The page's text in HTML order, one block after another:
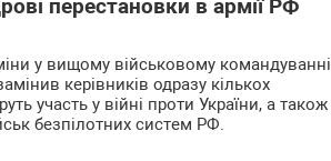
перестановки в армії РФ
у вищому військовому командуванні
керівників одразу кількох
участь у війні проти України, а також
безпілотних систем РФ.